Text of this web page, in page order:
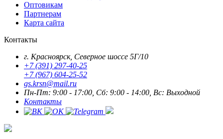
Оптовикам
Партнерам
Карта сайта
Контакты
г. Красноярск, Северное шоссе 5Г/10
+7 (391) 297-40-25
+7 (967) 604-25-52
gs.krsn@mail.ru
Пн-Пт: 9:00 - 17:00, Сб: 9:00 - 14:00, Вс: Выходной
Контакты